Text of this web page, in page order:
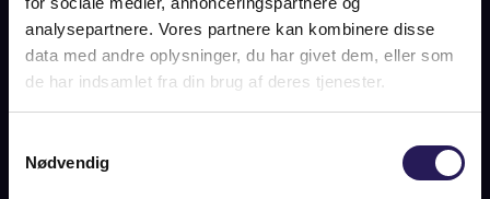
analysepartnere. Vores partnere kan kombinere disse
data med andre oplysninger, du har givet dem, eller som
de har indsamlet fra din brug af deres tjenester.
Nødvendig
BILLEDER KORT
SKOVGAARDSGADE 2, 2100